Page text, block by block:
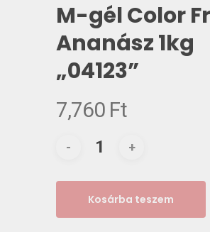
M-gél Color
Ananász 1kg
„04123”
7,760 Ft
Kosárba teszem